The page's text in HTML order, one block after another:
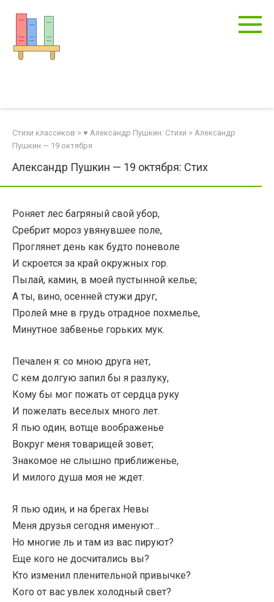
контенту
Стихи классиков > ♥ Александр Пушкин: Стихи > Александр
Пушкин — 19 октября
Александр Пушкин — 19 октября: Стих
Роняет лес багряный свой убор,
Сребрит мороз увянувшее поле,
Проглянет день как будто поневоле
И скроется за край окружных гор.
Пылай, камин, в моей пустынной келье;
А ты, вино, осенней стужи друг,
Пролей мне в грудь отрадное похмелье,
Минутное забвенье горьких мук.
Печален я: со мною друга нет,
С кем долгую запил бы я разлуку,
Кому бы мог пожать от сердца руку
И пожелать веселых много лет.
Я пью один; вотще воображенье
Вокруг меня товарищей зовет;
Знакомое не слышно приближенье,
И милого душа моя не ждет.
Я пью один, и на брегах Невы
Меня друзья сегодня именуют…
Но многие ль и там из вас пируют?
Еще кого не досчитались вы?
Кто изменил пленительной привычке?
Кого от вас увлек холодный свет?